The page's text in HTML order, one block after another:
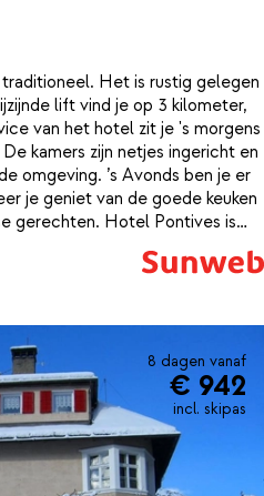
Het is rustig gelegen
lift vind je op 3 kilometer,
van het hotel zit je 's morgens
kamers zijn netjes ingericht en
omgeving. ’s Avonds ben je er
je geniet van de goede keuken
gerechten. Hotel Pontives is
eten dan ook een echte
in Ortisei.
8 dagen vanaf
€ 942
incl. skipas